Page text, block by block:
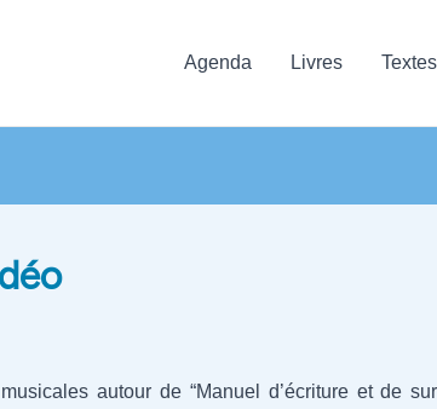
Agenda Livres Textes
autour de “Manuel d’écriture et de